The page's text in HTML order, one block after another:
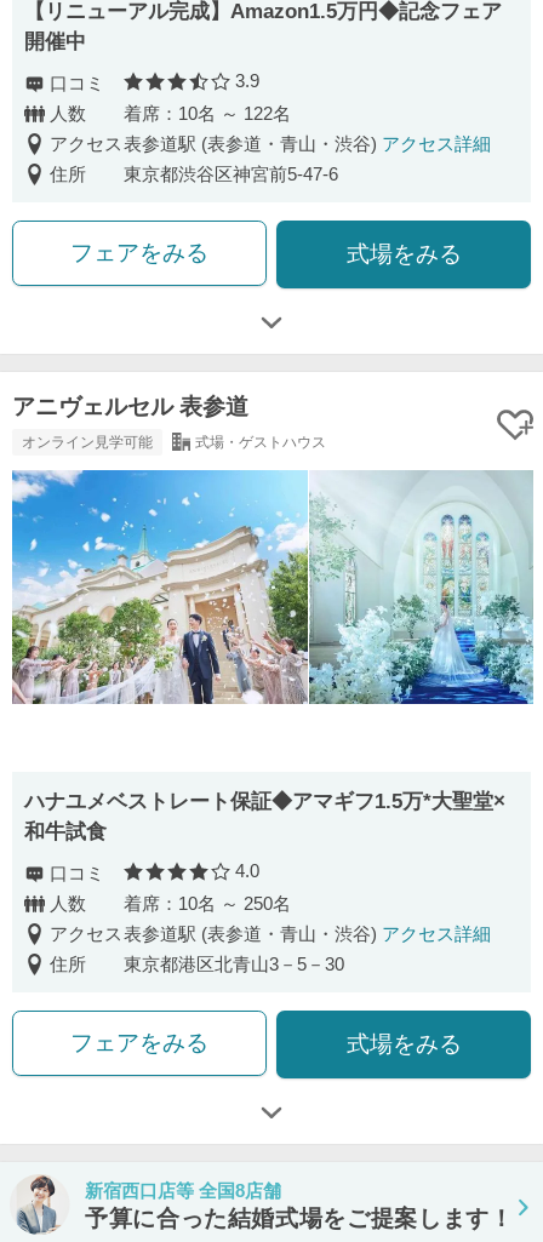
【リニューアル完成】Amazon1.5万円◆記念フェア
開催中
口コミ 口コミ評価
3.9
人数
着席：10名 ～ 122名
アクセス表参道駅 (表参道・青山・渋谷) アクセス詳細
住所
東京都渋谷区神宮前5-47-6
フェアをみる 式場をみる
アニヴェルセル 表参道
オンライン見学可能 式場・ゲストハウス
ハナユメベストレート保証◆アマギフ1.5万*大聖堂×
和牛試食
口コミ 口コミ評価
4.0
人数
着席：10名 ～ 250名
アクセス表参道駅 (表参道・青山・渋谷) アクセス詳細
住所
東京都港区北青山3－5－30
フェアをみる 式場をみる
新宿西口店等 全国8店舗
予算に合った結婚式場をご提案します！